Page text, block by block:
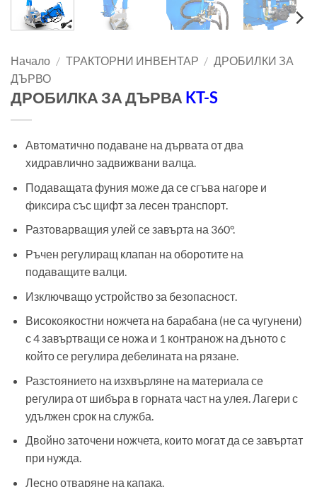
Начало / ТРАКТОРНИ ИНВЕНТАР / ДРОБИЛКИ ЗА
ДЪРВО
ДРОБИЛКА ЗА ДЪРВА KT-S
Автоматично подаване на дървата от два
хидравлично задвижвани валца.
Подаващата фуния може да се сгъва нагоре и
фиксира със щифт за лесен транспорт.
Разтоварващия улей се завърта на 360°.
Ръчен регулиращ клапан на оборотите на
подаващите валци.
Изключващо устройство за безопасност.
Високоякостни ножчета на барабана (не са чугунени)
с 4 завъртващи се ножа и 1 контранож на дъното с
който се регулира дебелината на рязане.
Разстоянието на изхвърляне на материала се
регулира от шибъра в горната част на улея. Лагери с
удължен срок на служба.
Двойно заточени ножчета, които могат да се завъртат
при нужда.
Лесно отваряне на капака.